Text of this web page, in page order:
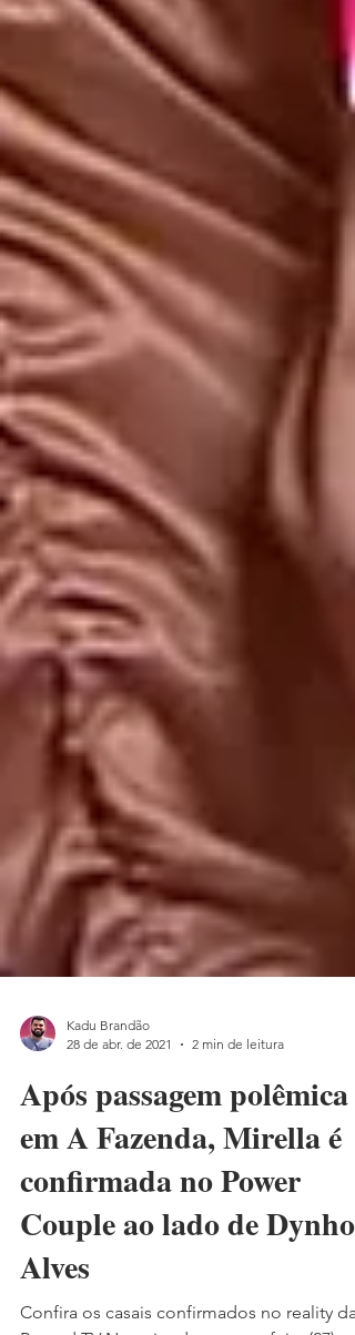
28 de abr. de 2021
2 min de leitura
Após passagem polêmica
em A Fazenda, Mirella é
confirmada no Power
Couple ao lado de Dynho
Alves